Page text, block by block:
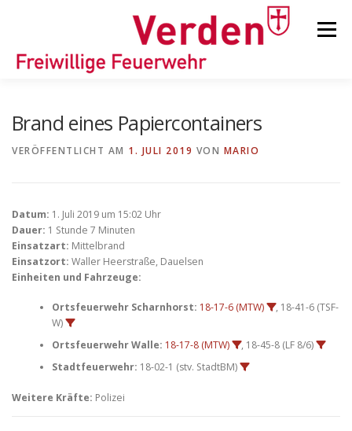
Menü
KINDER-/JUGENDFEUERWEHR
Brand eines Papiercontainers
VERÖFFENTLICHT AM 1. JULI 2019 VON MARIO
Datum: 1. Juli 2019 um 15:02 Uhr
Dauer: 1 Stunde 7 Minuten
Einsatzart: Mittelbrand
Einsatzort: Waller Heerstraße, Dauelsen
Einheiten und Fahrzeuge:
Ortsfeuerwehr Scharnhorst: 18-17-6 (MTW)
, 18-41-6 (TSF-
W)
Ortsfeuerwehr Walle: 18-17-8 (MTW)
, 18-45-8 (LF 8/6)
Stadtfeuerwehr: 18-02-1 (stv. StadtBM)
Weitere Kräfte: Polizei